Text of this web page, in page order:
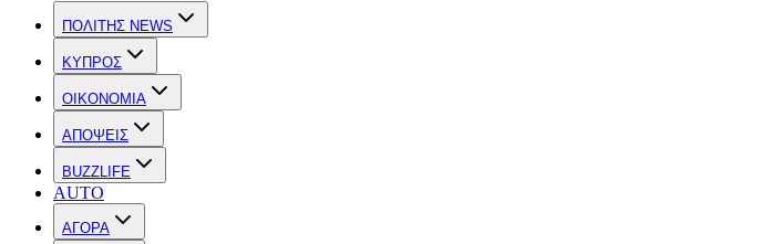
ΠΟΛΙΤΗΣ NEWS
ΚΥΠΡΟΣ
OIKONOMIA
ΑΠΟΨΕΙΣ
BUZZLIFE
AUTO
ΑΓΟΡΑ